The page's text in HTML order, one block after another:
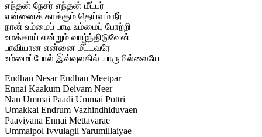
எந்தன் நேசர் எந்தன் மீட்பர்
என்னைக் காக்கும் தெய்வம் நீர்
நான் உம்மைப் பாடி உம்மைப் போற்றி
உமக்காய் என்றும் வாழ்ந்திடுவேன்
பாவியான என்னை மீட்டவரே
உம்மைப்போல் இவ்வுலகில் யாருமில்லையே
Endhan Nesar Endhan Meetpar
Ennai Kaakum Deivam Neer
Nan Ummai Paadi Ummai Pottri
Umakkai Endrum Vazhindhiduvaen
Paaviyana Ennai Mettavarae
Ummaipol Ivvulagil Yarumillaiyae